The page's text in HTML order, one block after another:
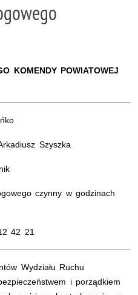
KOMENDY POWIATOWEJ
Szyszka
czynny w godzinach
42 21
Wydziału Ruchu
i porządkiem